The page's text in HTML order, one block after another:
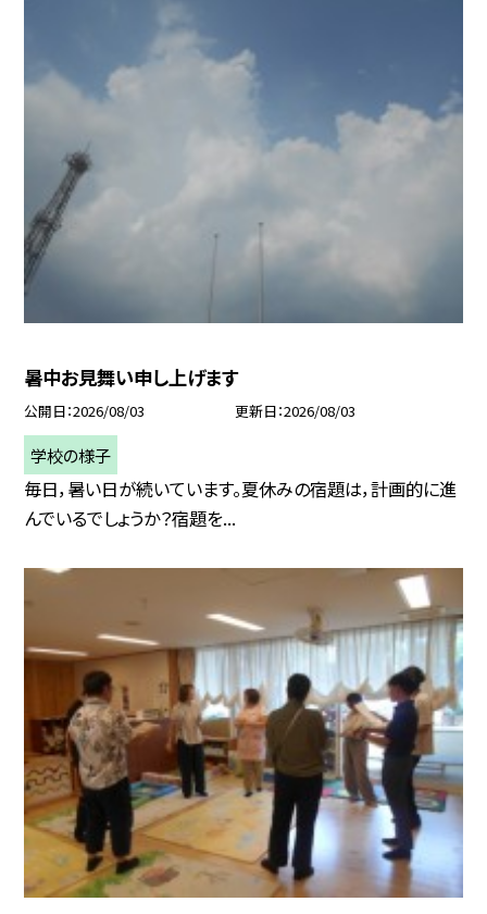
暑中お見舞い申し上げます
公開日 2026/08/03 更新日 2026/08/03
学校の様子
毎日，暑い日が続いています。夏休みの宿題は，計画的に進
んでいるでしょうか？宿題を...